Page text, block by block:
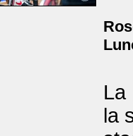
La
la